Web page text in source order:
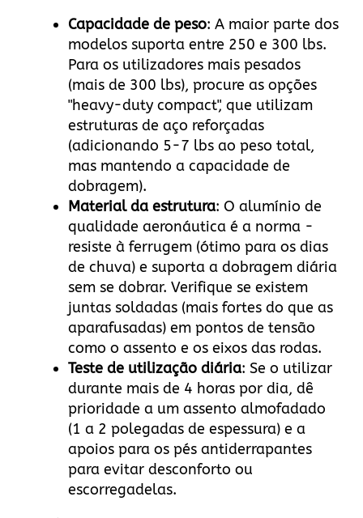
Capacidade de peso: A maior parte dos
modelos suporta entre 250 e 300 lbs.
Para os utilizadores mais pesados
(mais de 300 lbs), procure as opções
"heavy-duty compact", que utilizam
estruturas de aço reforçadas
(adicionando 5-7 lbs ao peso total,
mas mantendo a capacidade de
dobragem).
Material da estrutura: O alumínio de
qualidade aeronáutica é a norma -
resiste à ferrugem (ótimo para os dias
de chuva) e suporta a dobragem diária
sem se dobrar. Verifique se existem
juntas soldadas (mais fortes do que as
aparafusadas) em pontos de tensão
como o assento e os eixos das rodas.
Teste de utilização diária: Se o utilizar
durante mais de 4 horas por dia, dê
prioridade a um assento almofadado
(1 a 2 polegadas de espessura) e a
apoios para os pés antiderrapantes
para evitar desconforto ou
escorregadelas.